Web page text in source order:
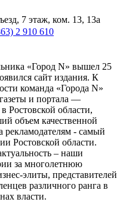
7 этаж, ком. 13, 13а
2 910 610
«Город N» вышел 25
сайт издания. К
команда «Города N»
и портала —
Ростовской области,
объем качественной
рекламодателям - самый
Ростовской области.
– наши
за многолетнюю
элиты, представителей
различного ранга в
власти.